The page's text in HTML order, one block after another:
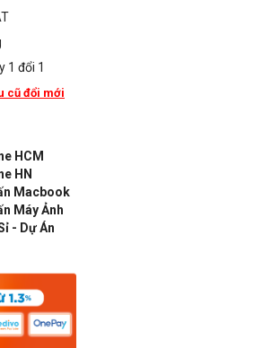
1 đổi 1
cũ đổi mới
HCM
HN
Macbook
Máy Ảnh
- Dự Án